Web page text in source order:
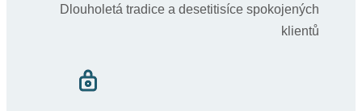
Dlouholetá tradice a desetitisíce spokojených
klientů